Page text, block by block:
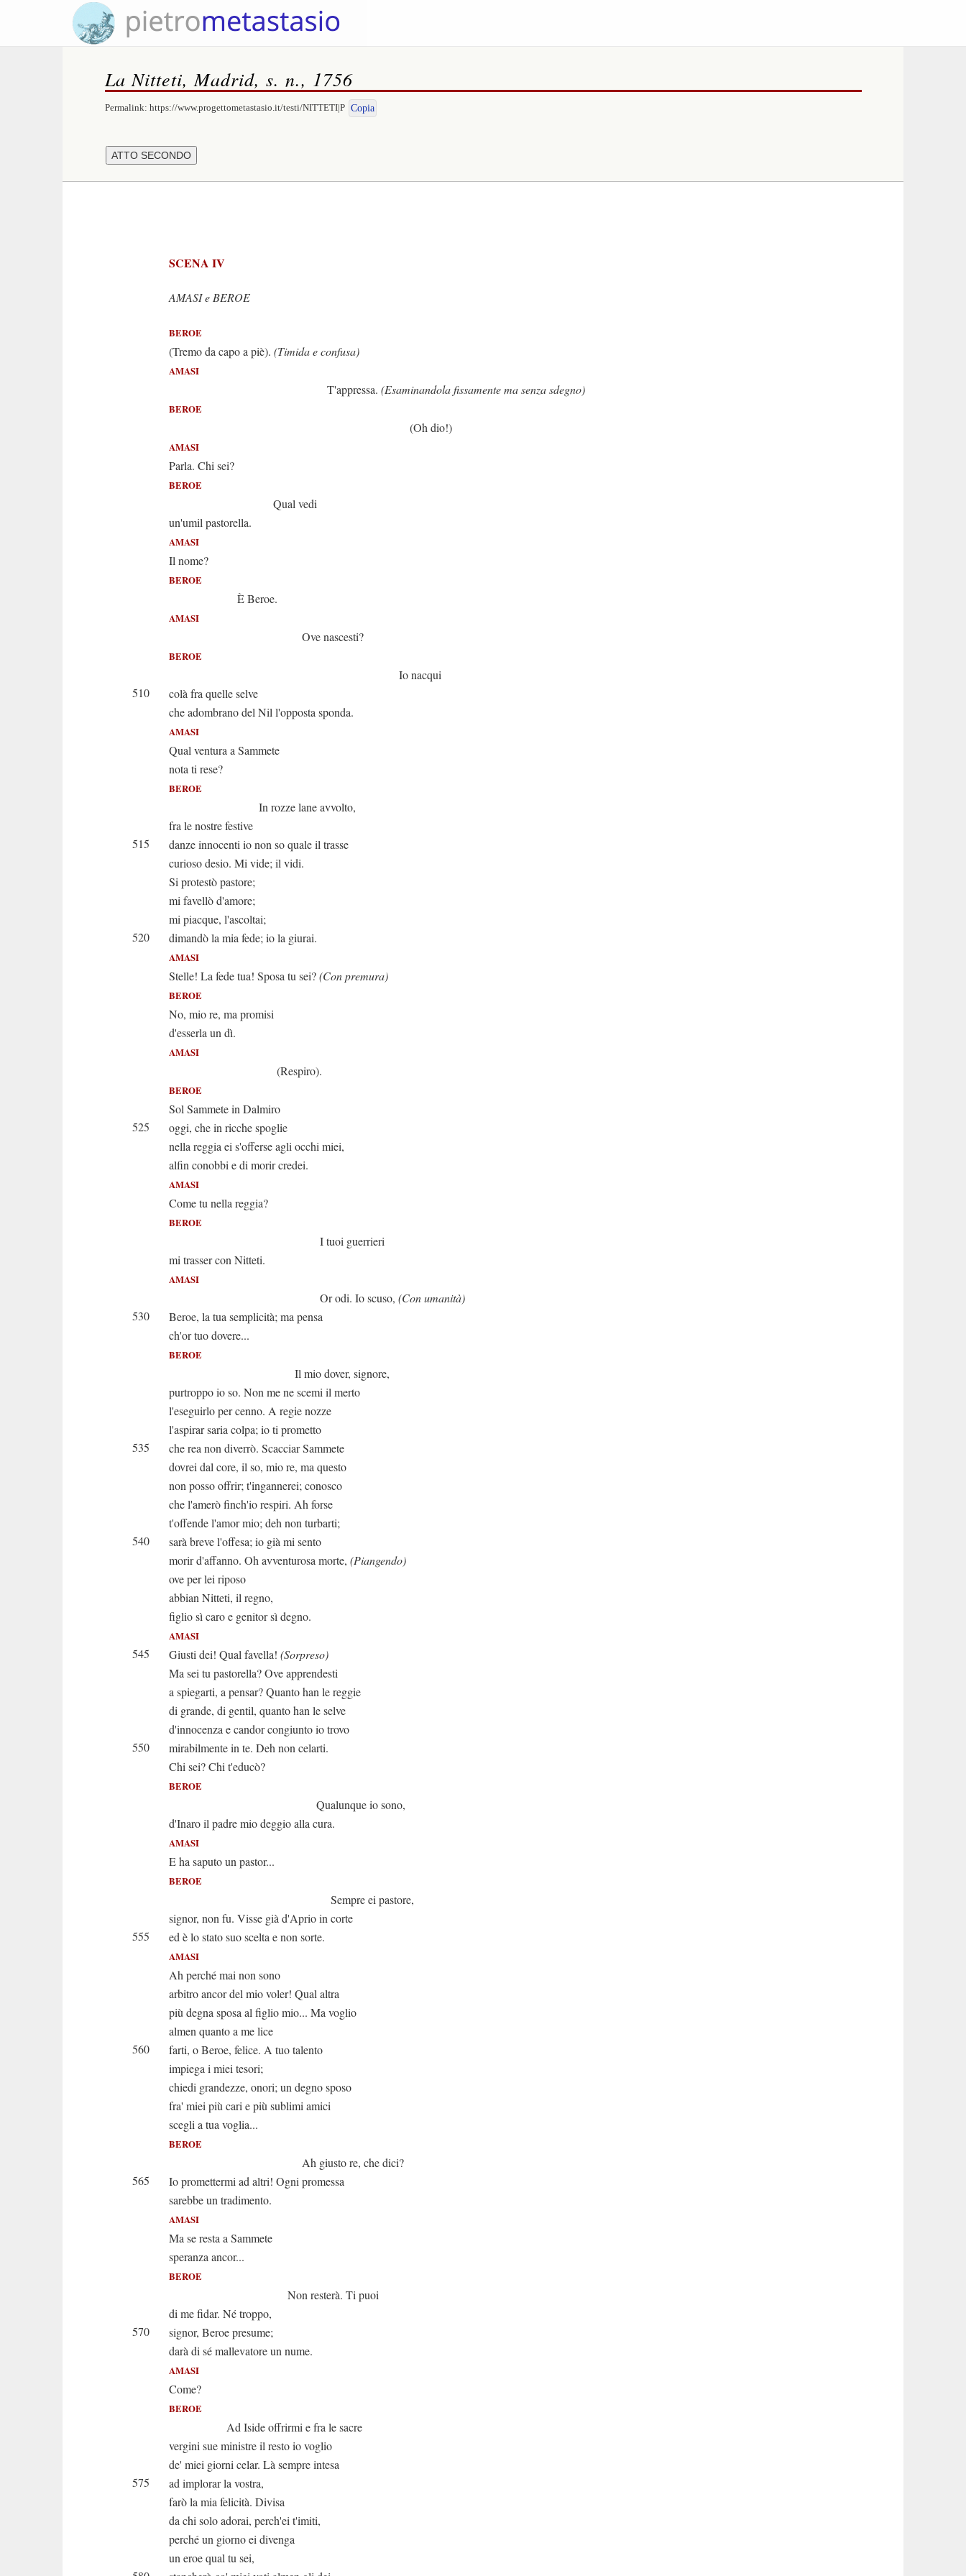
La Nitteti, Madrid, s. n., 1756
Permalink: https://www.progettometastasio.it/testi/NITTETI|P Copia
SCENA IV
AMASI e BEROE
BEROE
(Tremo da capo a piè). (Timida e confusa)
AMASI
T'appressa. (Esaminandola fissamente ma senza sdegno)
BEROE
(Oh dio!)
AMASI
Parla. Chi sei?
BEROE
Qual vedi
un'umil pastorella.
AMASI
Il nome?
BEROE
È Beroe.
AMASI
Ove nascesti?
BEROE
Io nacqui
510
colà fra quelle selve
che adombrano del Nil l'opposta sponda.
AMASI
Qual ventura a Sammete
nota ti rese?
BEROE
In rozze lane avvolto,
fra le nostre festive
515
danze innocenti io non so quale il trasse
curioso desio. Mi vide; il vidi.
Si protestò pastore;
mi favellò d'amore;
mi piacque, l'ascoltai;
520
dimandò la mia fede; io la giurai.
AMASI
Stelle! La fede tua! Sposa tu sei?(Con premura)
BEROE
No, mio re, ma promisi
d'esserla un dì.
AMASI
(Respiro).
BEROE
Sol Sammete in Dalmiro
525
oggi, che in ricche spoglie
nella reggia ei s'offerse agli occhi miei,
alfin conobbi e di morir credei.
AMASI
Come tu nella reggia?
BEROE
I tuoi guerrieri
mi trasser con Nitteti.
AMASI
Or odi. Io scuso, (Con umanità)
530
Beroe, la tua semplicità; ma pensa
ch'or tuo dovere...
BEROE
Il mio dover, signore,
purtroppo io so. Non me ne scemi il merto
l'eseguirlo per cenno. A regie nozze
l'aspirar saria colpa; io ti prometto
535
che rea non diverrò. Scacciar Sammete
dovrei dal core, il so, mio re, ma questo
non posso offrir; t'ingannerei; conosco
che l'amerò finch'io respiri. Ah forse
t'offende l'amor mio; deh non turbarti;
540
sarà breve l'offesa; io già mi sento
morir d'affanno. Oh avventurosa morte, (Piangendo)
ove per lei riposo
abbian Nitteti, il regno,
figlio sì caro e genitor sì degno.
AMASI
545 Giusti dei! Qual favella! (Sorpreso)
Ma sei tu pastorella? Ove apprendesti
a spiegarti, a pensar? Quanto han le reggie
di grande, di gentil, quanto han le selve
d'innocenza e candor congiunto io trovo
550
mirabilmente in te. Deh non celarti.
Chi sei? Chi t'educò?
BEROE
Qualunque io sono,
d'Inaro il padre mio deggio alla cura.
AMASI
E ha saputo un pastor...
BEROE
Sempre ei pastore,
signor, non fu. Visse già d'Aprio in corte
555
ed è lo stato suo scelta e non sorte.
AMASI
Ah perché mai non sono
arbitro ancor del mio voler! Qual altra
più degna sposa al figlio mio... Ma voglio
almen quanto a me lice
560
farti, o Beroe, felice. A tuo talento
impiega i miei tesori;
chiedi grandezze, onori; un degno sposo
fra' miei più cari e più sublimi amici
scegli a tua voglia...
BEROE
Ah giusto re, che dici?
565
Io promettermi ad altri! Ogni promessa
sarebbe un tradimento.
AMASI
Ma se resta a Sammete
speranza ancor...
BEROE
Non resterà. Ti puoi
di me fidar. Né troppo,
570
signor, Beroe presume;
darà di sé mallevatore un nume.
AMASI
Come?
BEROE
Ad Iside offrirmi e fra le sacre
vergini sue ministre il resto io voglio
de' miei giorni celar. Là sempre intesa
575
ad implorar la vostra,
farò la mia felicità. Divisa
da chi solo adorai, perch'ei t'imiti,
perché un giorno ei divenga
un eroe qual tu sei,